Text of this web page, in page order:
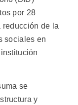
por 28
reducción de la
sociales en
se
y